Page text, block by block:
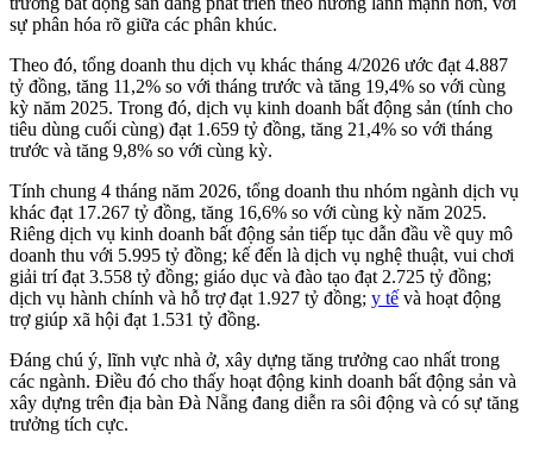
sự phân hóa rõ giữa các phân khúc.
Theo đó, tổng doanh thu dịch vụ khác tháng 4/2026 ước đạt 4.887
tỷ đồng, tăng 11,2% so với tháng trước và tăng 19,4% so với cùng
kỳ năm 2025. Trong đó, dịch vụ kinh doanh bất động sản (tính cho
tiêu dùng cuối cùng) đạt 1.659 tỷ đồng, tăng 21,4% so với tháng
trước và tăng 9,8% so với cùng kỳ.
Tính chung 4 tháng năm 2026, tổng doanh thu nhóm ngành dịch vụ
khác đạt 17.267 tỷ đồng, tăng 16,6% so với cùng kỳ năm 2025.
Riêng dịch vụ kinh doanh bất động sản tiếp tục dẫn đầu về quy mô
doanh thu với 5.995 tỷ đồng; kế đến là dịch vụ nghệ thuật, vui chơi
giải trí đạt 3.558 tỷ đồng; giáo dục và đào tạo đạt 2.725 tỷ đồng;
dịch vụ hành chính và hỗ trợ đạt 1.927 tỷ đồng; y tế và hoạt động
trợ giúp xã hội đạt 1.531 tỷ đồng.
Đáng chú ý, lĩnh vực nhà ở, xây dựng tăng trưởng cao nhất trong
các ngành. Điều đó cho thấy hoạt động kinh doanh bất động sản và
xây dựng trên địa bàn Đà Nẵng đang diễn ra sôi động và có sự tăng
trưởng tích cực.